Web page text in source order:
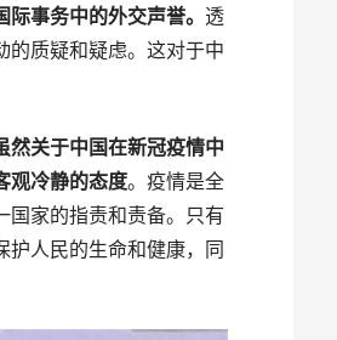
事务中的外交声誉。 透
的质疑和疑虑。这对于中
然关于中国在新冠疫情中
观冷静的态度。疫情是全
国家的指责和责备。只有
护人民的生命和健康，同